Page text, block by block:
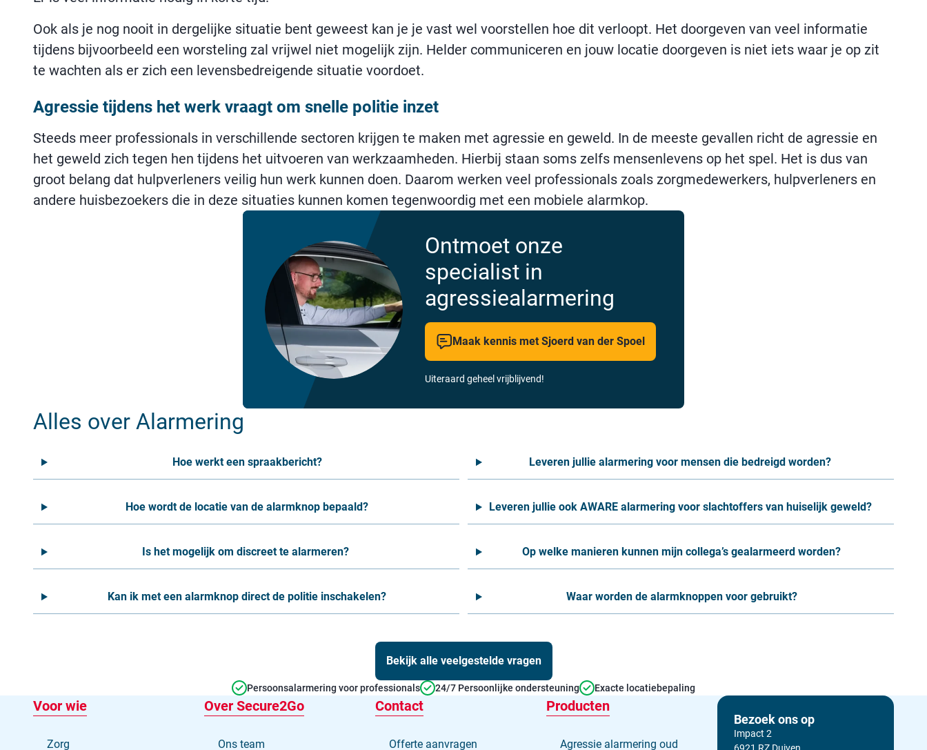
Ook als je nog nooit in dergelijke situatie bent geweest kan je je vast wel voorstellen hoe dit verloopt. Het doorgeven van veel informatie
tijdens bijvoorbeeld een worsteling zal vrijwel niet mogelijk zijn. Helder communiceren en jouw locatie doorgeven is niet iets waar je op zit
te wachten als er zich een levensbedreigende situatie voordoet.
Agressie tijdens het werk vraagt om snelle politie inzet
Steeds meer professionals in verschillende sectoren krijgen te maken met agressie en geweld. In de meeste gevallen richt de agressie en
het geweld zich tegen hen tijdens het uitvoeren van werkzaamheden. Hierbij staan soms zelfs mensenlevens op het spel. Het is dus van
groot belang dat hulpverleners veilig hun werk kunnen doen. Daarom werken veel professionals zoals zorgmedewerkers, hulpverleners en
andere huisbezoekers die in deze situaties kunnen komen tegenwoordig met een mobiele alarmkop.
Ontmoet onze
specialist in
agressiealarmering
Maak kennis met Sjoerd van der Spoel
Uiteraard geheel vrijblijvend!
Alles over Alarmering
Hoe werkt een spraakbericht? Leveren jullie alarmering voor mensen die bedreigd worden?
Hoe wordt de locatie van de alarmknop bepaald? Leveren jullie ook AWARE alarmering voor slachtoffers van huiselijk geweld?
Is het mogelijk om discreet te alarmeren? Op welke manieren kunnen mijn collega’s gealarmeerd worden?
Kan ik met een alarmknop direct de politie inschakelen? Waar worden de alarmknoppen voor gebruikt?
Bekijk alle veelgestelde vragen
Persoonsalarmering voor professionals 24/7 Persoonlijke ondersteuning Exacte locatiebepaling
Voor wie
Zorg
Over Secure2Go
Ons team
Contact
Offerte aanvragen
Producten
Agressie alarmering oud
Bezoek ons op
Impact 2